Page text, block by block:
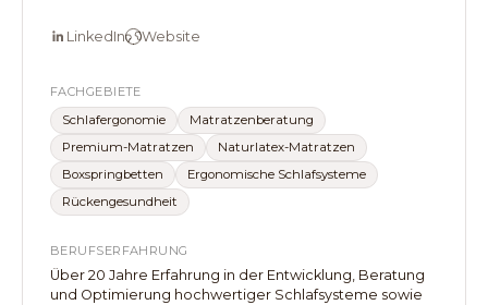
LinkedIn Website
FACHGEBIETE
Schlafergonomie
Matratzenberatung
Premium-Matratzen
Naturlatex-Matratzen
Boxspringbetten
Ergonomische Schlafsysteme
Rückengesundheit
BERUFSERFAHRUNG
Über 20 Jahre Erfahrung in der Entwicklung, Beratung
und Optimierung hochwertiger Schlafsysteme sowie